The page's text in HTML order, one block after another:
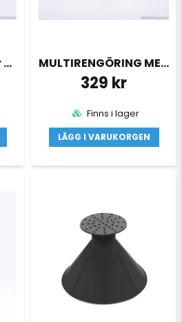
Rengörings borstar 4x MULTIRENGÖRING MED 4x BORSTE
329 kr
Finns i lager
LÄGG I VARUKORGEN